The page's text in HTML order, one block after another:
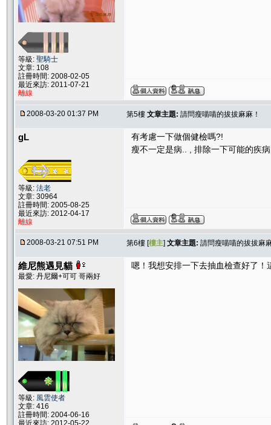
等級: 聖騎士
文章: 108
註冊時間: 2008-02-05
最近來訪: 2011-07-21
離線
2008-03-20 01:37 PM 第5樓 文章主題: 請問瘦喵喵的拔拔麻麻！
gL
等級: 法老
文章: 30964
註冊時間: 2005-08-25
最近來訪: 2012-04-17
離線
有考慮一下做個健檢嗎?!
瘦不一定是病.. , 排除一下可能的疾
2008-03-21 07:51 PM 第6樓 [樓主] 文章主題: 請問瘦喵喵的拔拔麻
維尼熊遇見貓
最愛: 丹尼爾+可可 哥兩好
等級: 風雲使者
文章: 416
註冊時間: 2004-06-16
最近來訪: 2012-05-22
嗯！我想安排一下去抽血檢查好了